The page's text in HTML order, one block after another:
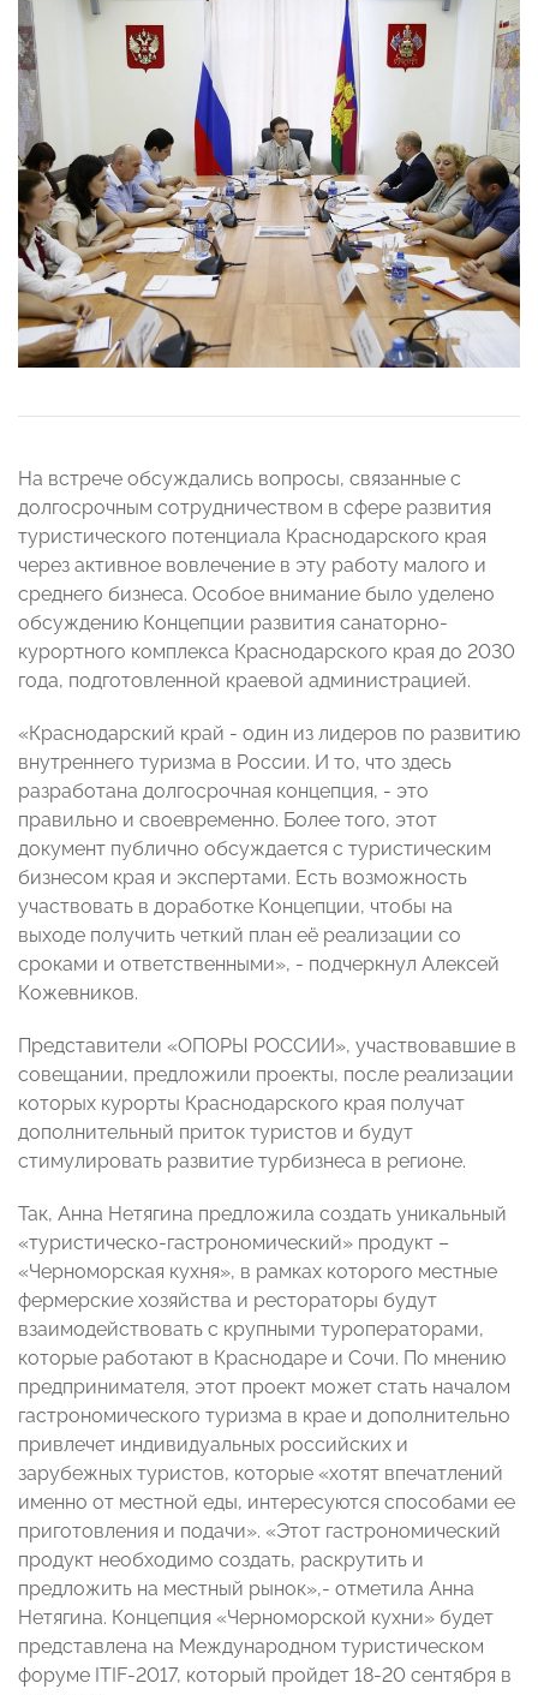
На встрече обсуждались вопросы, связанные с
долгосрочным сотрудничеством в сфере развития
туристического потенциала Краснодарского края
через активное вовлечение в эту работу малого и
среднего бизнеса. Особое внимание было уделено
обсуждению Концепции развития санаторно-
курортного комплекса Краснодарского края до 2030
года, подготовленной краевой администрацией.
«Краснодарский край - один из лидеров по развитию
внутреннего туризма в России. И то, что здесь
разработана долгосрочная концепция, - это
правильно и своевременно. Более того, этот
документ публично обсуждается с туристическим
бизнесом края и экспертами. Есть возможность
участвовать в доработке Концепции, чтобы на
выходе получить четкий план её реализации со
сроками и ответственными», - подчеркнул Алексей
Кожевников.
Представители «ОПОРЫ РОССИИ», участвовавшие в
совещании, предложили проекты, после реализации
которых курорты Краснодарского края получат
дополнительный приток туристов и будут
стимулировать развитие турбизнеса в регионе.
Так, Анна Нетягина предложила создать уникальный
«туристическо-гастрономический» продукт –
«Черноморская кухня», в рамках которого местные
фермерские хозяйства и рестораторы будут
взаимодействовать с крупными туроператорами,
которые работают в Краснодаре и Сочи. По мнению
предпринимателя, этот проект может стать началом
гастрономического туризма в крае и дополнительно
привлечет индивидуальных российских и
зарубежных туристов, которые «хотят впечатлений
именно от местной еды, интересуются способами ее
приготовления и подачи». «Этот гастрономический
продукт необходимо создать, раскрутить и
предложить на местный рынок»,- отметила Анна
Нетягина. Концепция «Черноморской кухни» будет
представлена на Международном туристическом
форуме ITIF-2017, который пройдет 18-20 сентября в